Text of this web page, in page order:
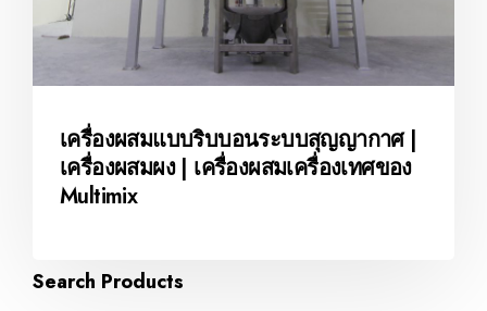
เครื่องผสมแบบริบบอนระบบสุญญากาศ |
เครื่องผสมผง | เครื่องผสมเครื่องเทศของ
Multimix
Search Products